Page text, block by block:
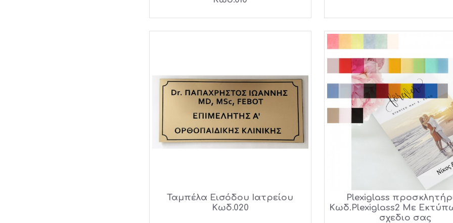
Ταμπέλα Εισόδου Ιατρείου
Κωδ.020
Plexiglass
Κωδ.Plexiglass2 Με
σχεδιο σας